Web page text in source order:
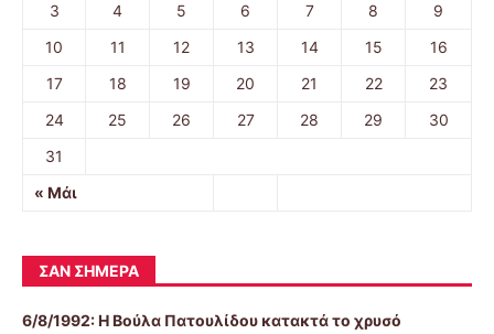
« Μάι
3
4 5 6 7 8
9
10
11 12 13 14 15
16
17
18 19 20 21 22
23
24
25 26 27 28 29
30
31
ΣΑΝ ΣΉΜΕΡΑ
6/8/1992:Η Βούλα Πατουλίδου κατακτά το χρυσό